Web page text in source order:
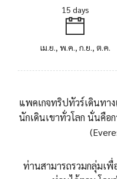
15 days
เม.ย., พ.ค., ก.ย., ต.ค.
แพคเกจทริปทัวร์เดินทา
นักเดินเขาทั่วโลก นั่นคือ
ท่านสามารถรวมกลุ่มเ